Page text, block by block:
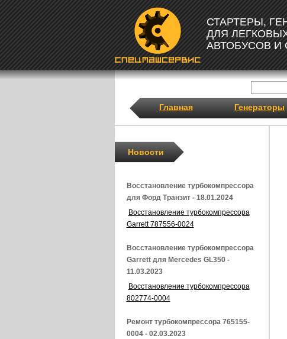
СТАРТЕРЫ,
ДЛЯ
АВТОБУСОВ И
Главная Генераторы
Новости
Восстановление турбокомпрессора
для Форд Транзит - 18.01.2024
Восстановление турбокомпрессора
Garrett 787556-0024
Восстановление турбокомпрессора
Garrett для Mercedes GL350 -
11.03.2023
Восстановление турбокомпрессора
802774-0004
Ремонт турбокомпрессора 765155-
0004 - 02.03.2023